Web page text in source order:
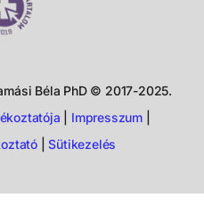
Béla PhD © 2017-2025.
Impresszum
|Sütikezelés